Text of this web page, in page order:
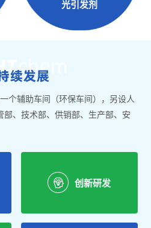
光引发剂
个辅助车间（环保车间），另设人
部、技术部、供销部、生产部、安
创新研发